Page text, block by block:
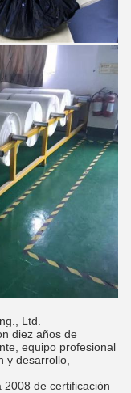
Ltd.
diez años de
equipo profesional
y desarrollo,
de certificación